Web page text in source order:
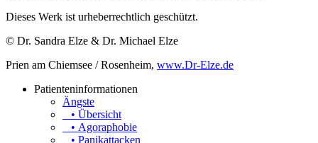
Dieses Werk ist urheberrechtlich geschützt.
© Dr. Sandra Elze & Dr. Michael Elze
Prien am Chiemsee / Rosenheim, www.Dr-Elze.de
Patienteninformationen
Ängste
• Übersicht
• Agoraphobie
• Panikattacken